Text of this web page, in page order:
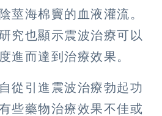
莖海棉竇的血液灌流。
究也顯示震波治療可以
進而達到治療效果。
從引進震波治療勃起功
些藥物治療效果不佳或